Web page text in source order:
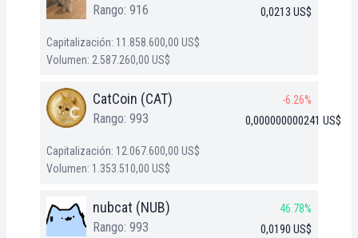
Rango: 916 0,0213 US$
Capitalización: 11.858.600,00 US$
Volumen: 2.587.260,00 US$
CatCoin (CAT)
Rango: 993
-6.26%
0,000000000241 US$
Capitalización: 12.067.600,00 US$
Volumen: 1.353.510,00 US$
nubcat (NUB)
Rango: 993
46.78%
0,0190 US$